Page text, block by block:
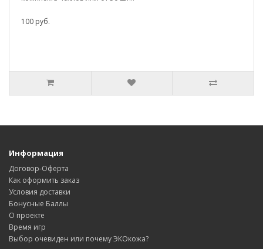
100 руб.
Информация
Договор-Оферта
Как оформить заказ
Условия доставки
Бонусные Баллы
О проекте
Время игр
Выбор очевиден или почему ЭКОкожа?